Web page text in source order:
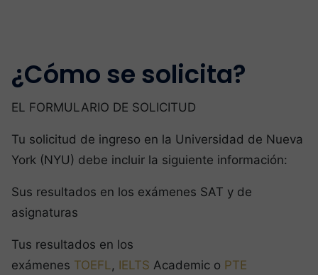
¿Cómo se solicita?
EL FORMULARIO DE SOLICITUD
Tu solicitud de ingreso en la Universidad de Nueva
York (NYU) debe incluir la siguiente información:
Sus resultados en los exámenes SAT y de
asignaturas
Tus resultados en los
exámenes TOEFL , IELTS Academic o PTE